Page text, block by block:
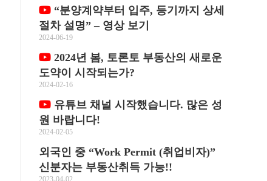
“분양계약부터 입주, 등기까지 상세
절차 설명” – 영상 보기
2024-06-19
2024년 봄, 토론토 부동산의 새로운
도약이 시작되는가?
2024-02-16
유튜브 채널 시작했습니다. 많은 성
원 바랍니다!
2024-02-05
외국인 중 “Work Permit (취업비자)”
신분자는 부동산취득 가능!!
2023-04-02